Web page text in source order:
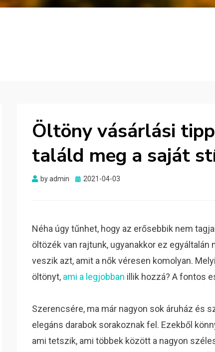
Öltöny vásárlási
találd meg a saját
byadmin
Posted
2021-04-03
Néha úgy tűnhet, hogy az erősebbik nem
öltözék van rajtunk, ugyanakkor ez
veszik azt, amit a nők véresen komolyan.
öltönyt, ami a legjobban illik hozzá? A fontos
Szerencsére, ma már nagyon sok áruház és
elegáns darabok sorakoznak fel. Ezekből
ami tetszik, ami többek között a nagyon